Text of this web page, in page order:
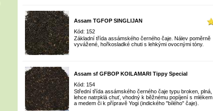
Assam TGFOP SINGLIJAN
Kód: 152
Základní třída assámského černého čaje. Nálev poměrně
vyvážené, hořkosladké chuti s lehkými ovocnými tóny.
Assam sf GFBOP KOILAMARI Tippy Special
Kód: 154
Střední třída assámského černého čaje typu broken, plná,
lehce natrpklá chuť, vhodný k běžnému popíjení s mlékem
a medem či k přípravě Yogi (indického "bílého" čaje).